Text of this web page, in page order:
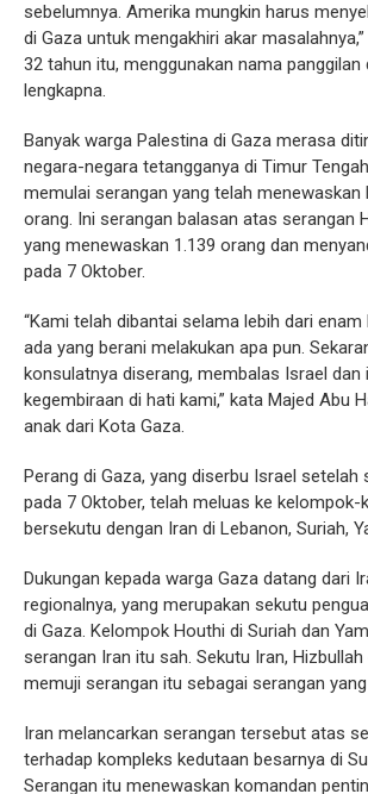
sebelumnya. Amerika mungkin harus
di Gaza untuk mengakhiri akar
32 tahun itu, menggunakan nama panggilan
lengkapna.
Banyak warga Palestina di Gaza merasa
negara-negara tetangganya di Timur
memulai serangan yang telah menewaskan
orang. Ini serangan balasan atas serangan
yang menewaskan 1.139 orang dan
pada 7 Oktober.
“Kami telah dibantai selama lebih dari
ada yang berani melakukan apa pun.
konsulatnya diserang, membalas Israel dan
kegembiraan di hati kami,” kata Majed Abu
anak dari Kota Gaza.
Perang di Gaza, yang diserbu Israel setelah
pada 7 Oktober, telah meluas ke kelompok-
bersekutu dengan Iran di Lebanon, Suriah,
Dukungan kepada warga Gaza datang dari
regionalnya, yang merupakan sekutu
di Gaza. Kelompok Houthi di Suriah dan
serangan Iran itu sah. Sekutu Iran, Hizbullah
memuji serangan itu sebagai serangan yang
Iran melancarkan serangan tersebut atas
terhadap kompleks kedutaan besarnya di
Serangan itu menewaskan komandan